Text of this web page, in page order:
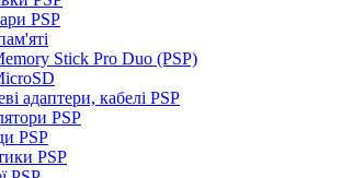
PSP
Stick Pro Duo (PSP)
адаптери, кабелі PSP
PSP
PSP
PSP